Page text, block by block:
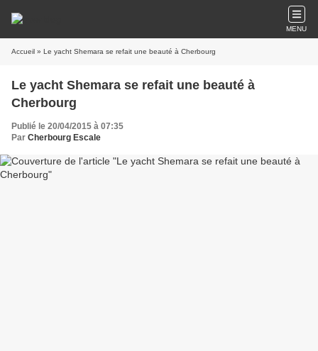
MENU
Accueil » Le yacht Shemara se refait une beauté à Cherbourg
Le yacht Shemara se refait une beauté à
Cherbourg
Publié le 20/04/2015 à 07:35
Par Cherbourg Escale